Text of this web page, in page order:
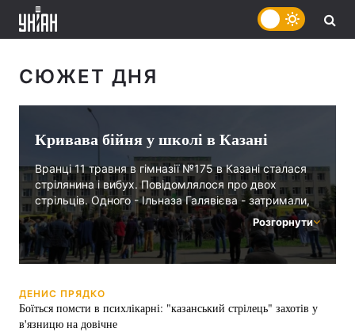
СЮЖЕТ ДНЯ
Кривава бійня у школі в Казані
Вранці 11 травня в гімназії №175 в Казані сталася
стрілянина і вибух. Повідомлялося про двох
стрільців. Одного - Ільназа Галявієва - затримали,
а другого нібито ліквідували.
Офіційно повідомили про вісім загиблих - сім учнів
і вчительку, а також 20 постраждалих.
Крім того, в МВС Татарстану спростували
інформацію про другого стрільця.
Розгорнути
ДЕНИС ПРЯДКО
Боїться помсти в психлікарні: "казанський стрілець" захотів у
в'язницю на довічне